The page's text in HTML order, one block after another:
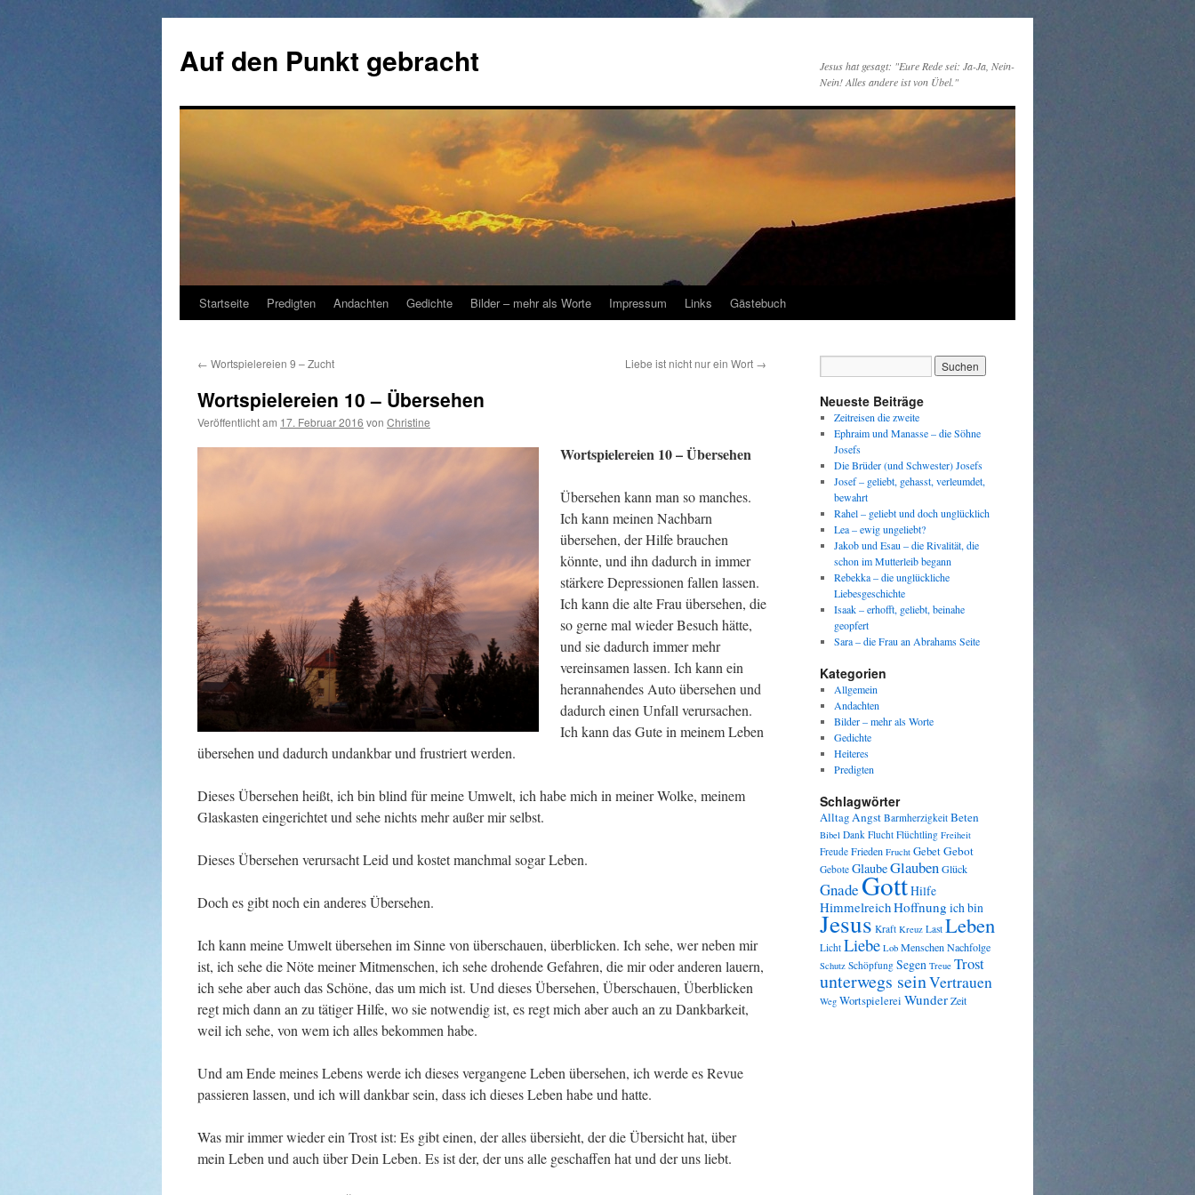
springen
Auf den Punkt gebracht
Jesus hat gesagt: "Eure Rede sei: Ja-Ja, Nein-
Nein! Alles andere ist von Übel."
Startseite Predigten Andachten Gedichte Bilder – mehr als Worte Impressum Links Gästebuch
← Wortspielereien 9 – Zucht Liebe ist nicht nur ein Wort →
Wortspielereien 10 – Übersehen
Veröffentlicht am 17. Februar 2016 von Christine
Wortspielereien 10 – Übersehen
Übersehen kann man so manches.
Ich kann meinen Nachbarn
übersehen, der Hilfe brauchen
könnte, und ihn dadurch in immer
stärkere Depressionen fallen lassen.
Ich kann die alte Frau übersehen, die
so gerne mal wieder Besuch hätte,
und sie dadurch immer mehr
vereinsamen lassen. Ich kann ein
herannahendes Auto übersehen und
dadurch einen Unfall verursachen.
Ich kann das Gute in meinem Leben
übersehen und dadurch undankbar und frustriert werden.
Dieses Übersehen heißt, ich bin blind für meine Umwelt, ich habe mich in meiner Wolke, meinem
Glaskasten eingerichtet und sehe nichts mehr außer mir selbst.
Dieses Übersehen verursacht Leid und kostet manchmal sogar Leben.
Doch es gibt noch ein anderes Übersehen.
Ich kann meine Umwelt übersehen im Sinne von überschauen, überblicken. Ich sehe, wer neben mir
ist, ich sehe die Nöte meiner Mitmenschen, ich sehe drohende Gefahren, die mir oder anderen lauern,
ich sehe aber auch das Schöne, das um mich ist. Und dieses Übersehen, Überschauen, Überblicken
regt mich dann an zu tätiger Hilfe, wo sie notwendig ist, es regt mich aber auch an zu Dankbarkeit,
weil ich sehe, von wem ich alles bekommen habe.
Und am Ende meines Lebens werde ich dieses vergangene Leben übersehen, ich werde es Revue
passieren lassen, und ich will dankbar sein, dass ich dieses Leben habe und hatte.
Was mir immer wieder ein Trost ist: Es gibt einen, der alles übersieht, der die Übersicht hat, über
mein Leben und auch über Dein Leben. Es ist der, der uns alle geschaffen hat und der uns liebt.
Neueste Beiträge
Zeitreisen die zweite
Ephraim und Manasse – die Söhne
Josefs
Die Brüder (und Schwester) Josefs
Josef – geliebt, gehasst, verleumdet,
bewahrt
Rahel – geliebt und doch unglücklich
Lea – ewig ungeliebt?
Jakob und Esau – die Rivalität, die
schon im Mutterleib begann
Rebekka – die unglückliche
Liebesgeschichte
Isaak – erhofft, geliebt, beinahe
geopfert
Sara – die Frau an Abrahams Seite
Kategorien
Allgemein
Andachten
Bilder – mehr als Worte
Gedichte
Heiteres
Predigten
Schlagwörter
AlltagAngst Barmherzigkeit Beten
Bibel Dank Flucht Flüchtling Freiheit
Freude Frieden Frucht GebetGebot
Gebote GlaubeGlaubenGlück
GnadeGottHilfe
HimmelreichHoffnung ich bin
Jesus Kraft Kreuz Last Leben
Licht Liebe Lob MenschenNachfolge
Schutz Schöpfung Segen Treue Trost
unterwegs seinVertrauen
Weg Wortspielerei WunderZeit